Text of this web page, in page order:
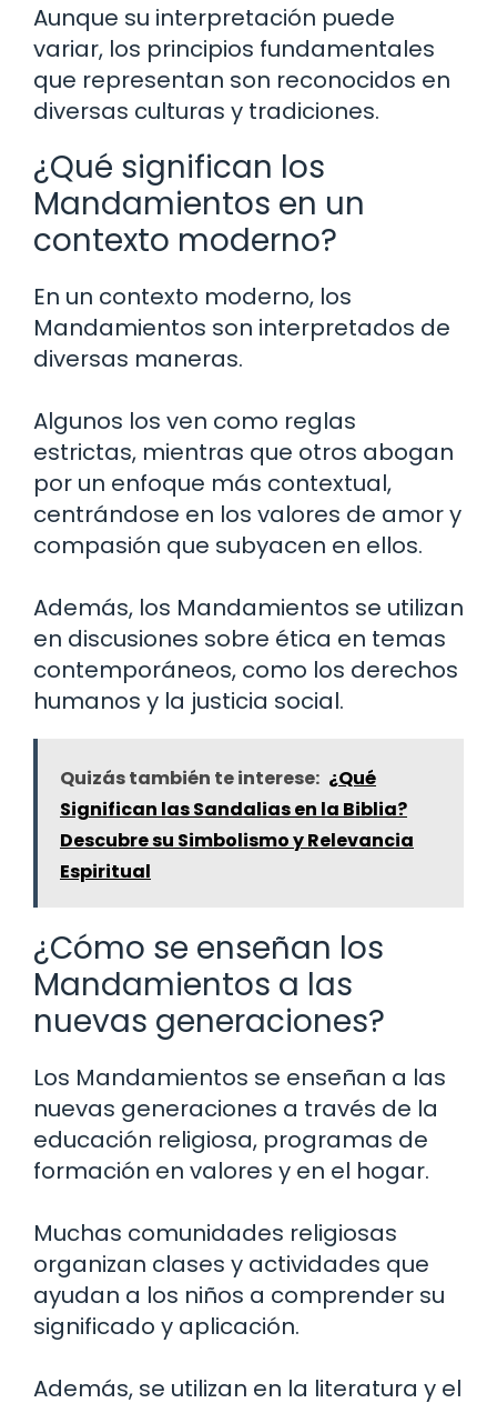
Aunque su interpretación puede
variar, los principios fundamentales
que representan son reconocidos en
diversas culturas y tradiciones.
¿Qué significan los
Mandamientos en un
contexto moderno?
En un contexto moderno, los
Mandamientos son interpretados de
diversas maneras.
Algunos los ven como reglas
estrictas, mientras que otros abogan
por un enfoque más contextual,
centrándose en los valores de amor y
compasión que subyacen en ellos.
Además, los Mandamientos se utilizan
en discusiones sobre ética en temas
contemporáneos, como los derechos
humanos y la justicia social.
Quizás también te interese: ¿Qué
Significan las Sandalias en la Biblia?
Descubre su Simbolismo y Relevancia
Espiritual
¿Cómo se enseñan los
Mandamientos a las
nuevas generaciones?
Los Mandamientos se enseñan a las
nuevas generaciones a través de la
educación religiosa, programas de
formación en valores y en el hogar.
Muchas comunidades religiosas
organizan clases y actividades que
ayudan a los niños a comprender su
significado y aplicación.
Además, se utilizan en la literatura y el